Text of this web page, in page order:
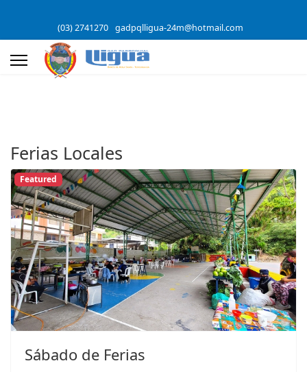
(03) 2741270 gadpqlligua-24m@hotmail.com
Ferias Locales
Featured
Sábado de Ferias